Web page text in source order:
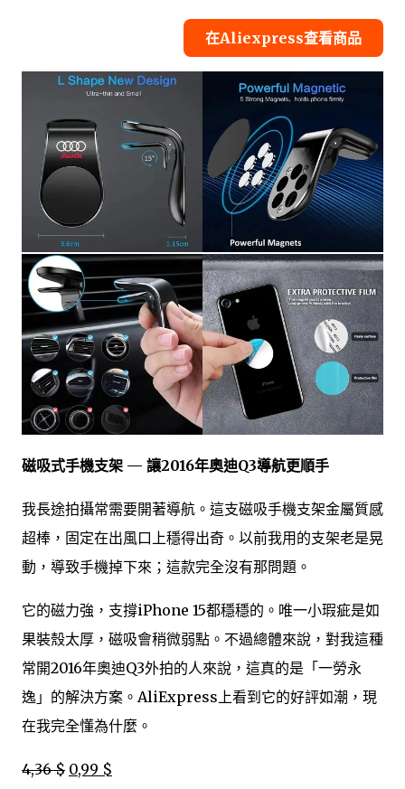
在Aliexpress查看商品
磁吸式手機支架 — 讓2016年奧迪Q3導航更順手
我長途拍攝常需要開著導航。這支磁吸手機支架金屬質感
超棒，固定在出風口上穩得出奇。以前我用的支架老是晃
動，導致手機掉下來；這款完全沒有那問題。
它的磁力強，支撐iPhone 15都穩穩的。唯一小瑕疵是如
果裝殼太厚，磁吸會稍微弱點。不過總體來說，對我這種
常開2016年奧迪Q3外拍的人來說，這真的是「一勞永
逸」的解決方案。AliExpress上看到它的好評如潮，現
在我完全懂為什麼。
4,36 $ 0,99 $